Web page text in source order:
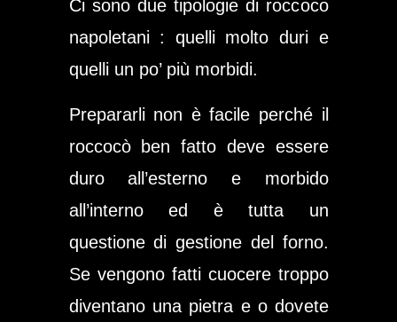
Ci sono due tipologie di roccoco
napoletani : quelli molto duri e
quelli un po’ più morbidi.
Prepararli non è facile perché il
roccocò ben fatto deve essere
duro all’esterno e morbido
all’interno ed è tutta un
questione di gestione del forno.
Se vengono fatti cuocere troppo
diventano una pietra e o dovete